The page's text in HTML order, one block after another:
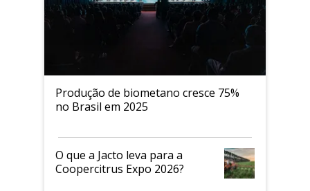
Produção de biometano cresce 75%
no Brasil em 2025
O que a Jacto leva para a
Coopercitrus Expo 2026?